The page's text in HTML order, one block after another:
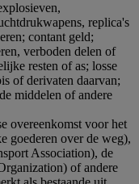
replica's
contant geld;
verboden delen of
resten of as; losse
of derivaten daarvan;
middelen of andere
overeenkomst voor het
goederen over de weg),
Association), de
of andere